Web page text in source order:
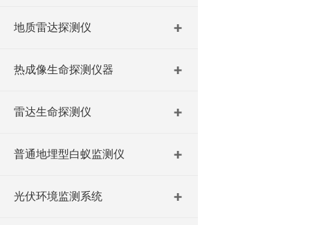
地质雷达探测仪
热成像生命探测仪器
雷达生命探测仪
普通地埋型白蚁监测仪
光伏环境监测系统